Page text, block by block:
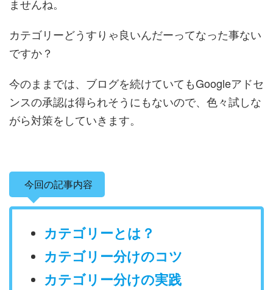
ませんね。
カテゴリーどうすりゃ良いんだーってなった事ない
ですか？
今のままでは、ブログを続けていてもGoogleアドセ
ンスの承認は得られそうにもないので、色々試しな
がら対策をしていきます。
今回の記事内容
カテゴリーとは？
カテゴリー分けのコツ
カテゴリー分けの実践